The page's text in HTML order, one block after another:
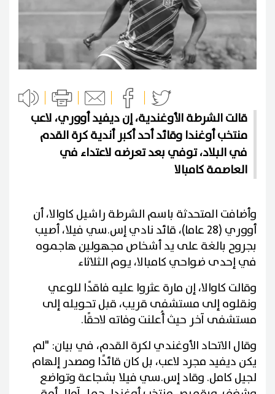
قالت الشرطة الأوغندية، إن ديفيد أووري، لاعب
منتخب أوغندا وقائد أحد أكبر أندية كرة القدم
في البلاد، توفي بعد تعرضه لاعتداء في
العاصمة كامبالا
وأضافت المتحدثة باسم الشرطة راشيل كاوالا، أن
أووري (28 عاما)، قائد نادي إس.سي فيلا، أصيب
بجروح بالغة على يد أشخاص مجهولين هاجموه
في إحدى ضواحي كامبالا، يوم الثلاثاء
وقالت كاوالا، إن مارة عثروا عليه فاقدًا للوعي
ونقلوه إلى مستشفى قريب، قبل تحويله إلى
مستشفى آخر حيث أُعلنت وفاته لاحقًا.
وقال الاتحاد الأوغندي لكرة القدم، في بيان: "لم
يكن ديفيد مجرد لاعب، بل كان قائدًا ومصدر إلهام
لجيل كامل. وقاد إس.سي فيلا بشجاعة وتواضع